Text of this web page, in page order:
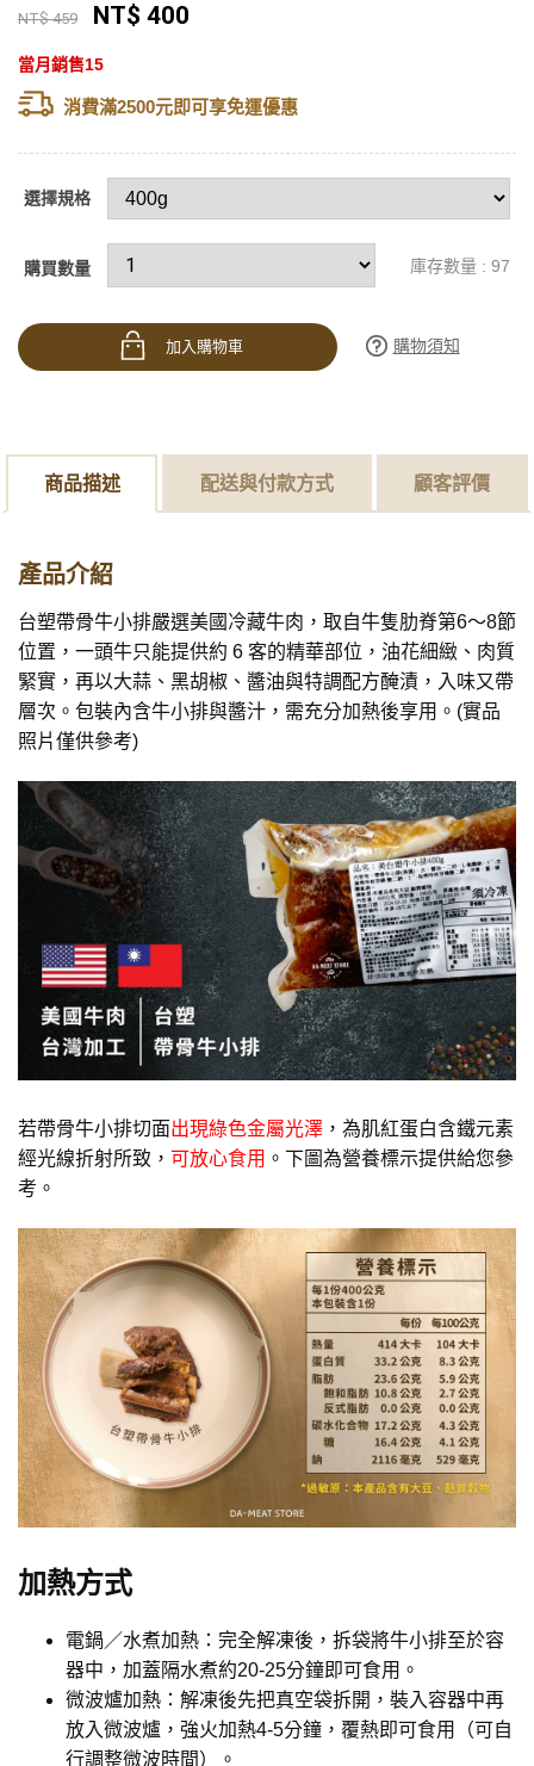
NT$ 459 NT$ 400
當月銷售15
消費滿2500元即可享免運優惠
選擇規格
購買數量 庫存數量 : 97
加入購物車 購物須知
商品描述 配送與付款方式 顧客評價
產品介紹
台塑帶骨牛小排嚴選美國冷藏牛肉，取自牛隻肋脊第6～8節
位置，一頭牛只能提供約 6 客的精華部位，油花細緻、肉質
緊實，再以大蒜、黑胡椒、醬油與特調配方醃漬，入味又帶
層次。包裝內含牛小排與醬汁，需充分加熱後享用。(實品
照片僅供參考)
若帶骨牛小排切面出現綠色金屬光澤 ，為肌紅蛋白含鐵元素
經光線折射所致， 可放心食用 。下圖為營養標示提供給您參
考。
加熱方式
電鍋／水煮加熱：完全解凍後，拆袋將牛小排至於容
器中，加蓋隔水煮約20-25分鐘即可食用。
微波爐加熱：解凍後先把真空袋拆開，裝入容器中再
放入微波爐，強火加熱4-5分鐘，覆熱即可食用（可自
行調整微波時間）。